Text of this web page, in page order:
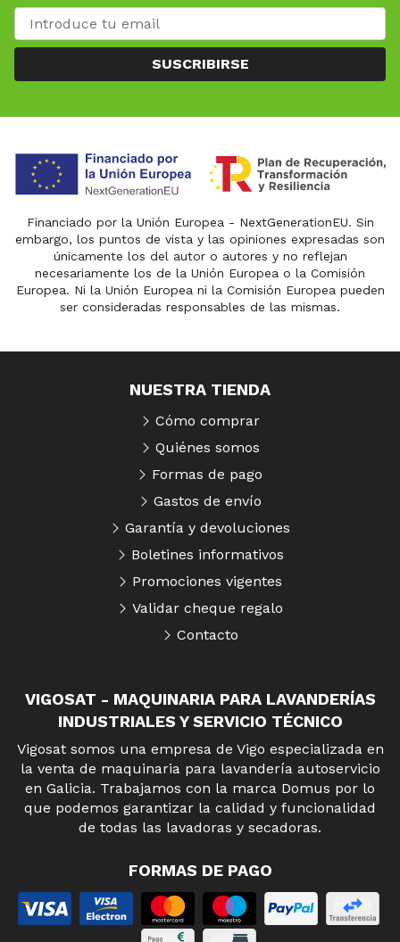
SUSCRIBIRSE
Financiado por la Unión Europea - NextGenerationEU. Sin
embargo, los puntos de vista y las opiniones expresadas son
únicamente los del autor o autores y no reflejan
necesariamente los de la Unión Europea o la Comisión
Europea. Ni la Unión Europea ni la Comisión Europea pueden
ser consideradas responsables de las mismas.
VIGOSAT - MAQUINARIA PARA LAVANDERÍAS
INDUSTRIALES Y SERVICIO TÉCNICO
Vigosat somos una empresa de Vigo especializada en
la venta de maquinaria para lavandería autoservicio
en Galicia. Trabajamos con la marca Domus por lo
que podemos garantizar la calidad y funcionalidad
de todas las lavadoras y secadoras.
FORMAS DE PAGO
NUESTRA TIENDA
Cómo comprar
Quiénes somos
Formas de pago
Gastos de envío
Garantía y devoluciones
Boletines informativos
Promociones vigentes
Validar cheque regalo
Contacto